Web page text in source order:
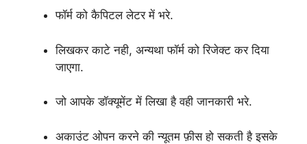
फॉर्म को कैपिटल लेटर में भरे.
लिखकर काटे नही, अन्यथा फॉर्म को रिजेक्ट कर दिया
जाएगा.
जो आपके डॉक्यूमेंट में लिखा है वही जानकारी भरे.
अकाउंट ओपन करने की न्यूतम फ़ीस हो सकती है इसके